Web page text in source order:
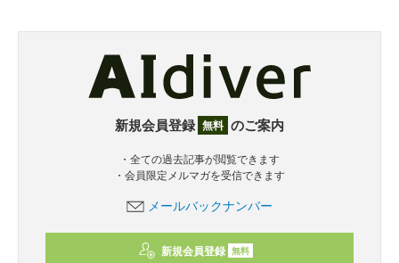
新規会員登録 無料 のご案内
・全ての過去記事が閲覧できます
・会員限定メルマガを受信できます
メールバックナンバー
新規会員登録 無料